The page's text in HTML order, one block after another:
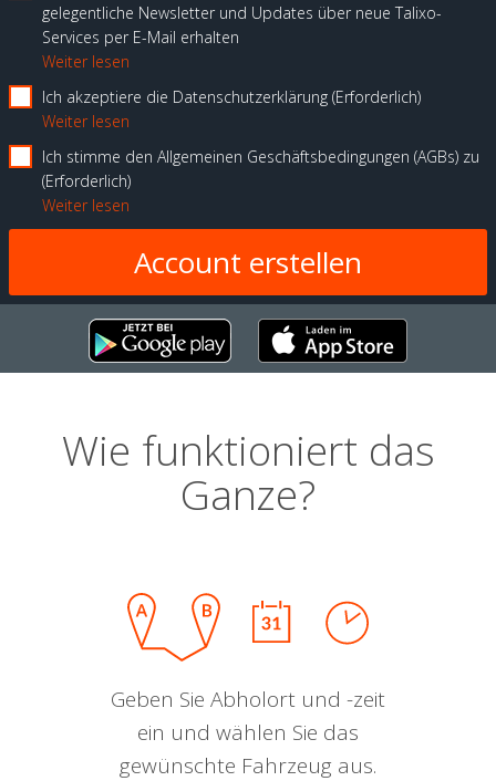
gelegentliche Newsletter und Updates über neue Talixo-
Services per E-Mail erhalten
Weiter lesen
Ich akzeptiere die Datenschutzerklärung Erforderlich
Weiter lesen
Ich stimme den Allgemeinen Geschäftsbedingungen (AGBs) zu
Erforderlich
Weiter lesen
Wie funktioniert das
Ganze?
Geben Sie Abholort und -zeit
ein und wählen Sie das
gewünschte Fahrzeug aus.